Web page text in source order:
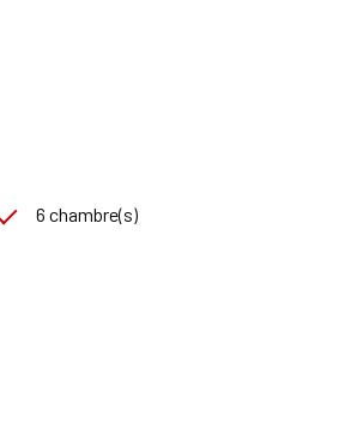
6 chambre(s)